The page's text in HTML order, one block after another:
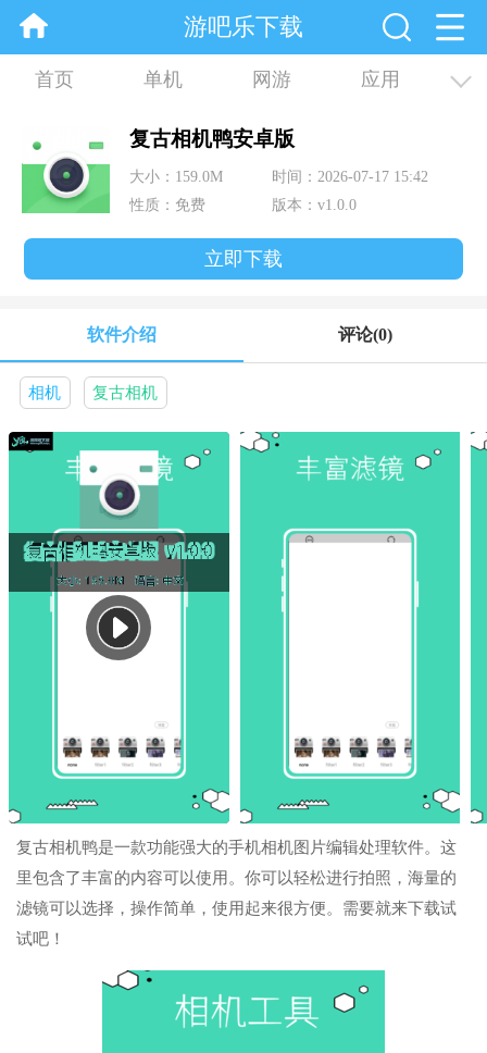
游吧乐下载
首页 单机 网游 应用
合集
复古相机鸭安卓版
大小：159.0M
时间：2026-07-17 15:42
性质：免费
版本：v1.0.0
立即下载
软件介绍 评论(0)
相机 复古相机
复古相机鸭是一款功能强大的手机相机图片编辑处理软件。这
里包含了丰富的内容可以使用。你可以轻松进行拍照，海量的
滤镜可以选择，操作简单，使用起来很方便。需要就来下载试
试吧！